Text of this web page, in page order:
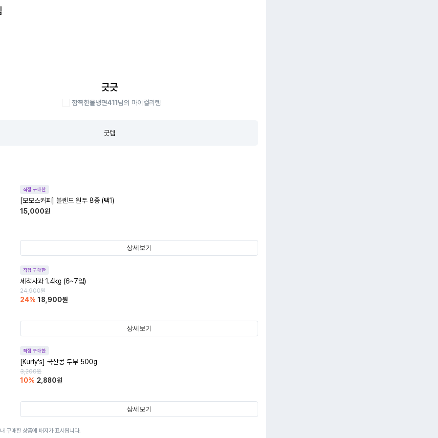
긋긋
깜찍한물냉면411 님의 마이컬리템
굿템
직접 구매한
[모모스커피] 블렌드 원두 8종 (택1)
15,000원
상세보기
직접 구매한
세척사과 1.4kg (6~7입)
24,900원
24% 18,900원
상세보기
직접 구매한
[Kurly's] 국산콩 두부 500g
3,200원
10% 2,880원
상세보기
구매한 상품에 배지가 표시됩니다.